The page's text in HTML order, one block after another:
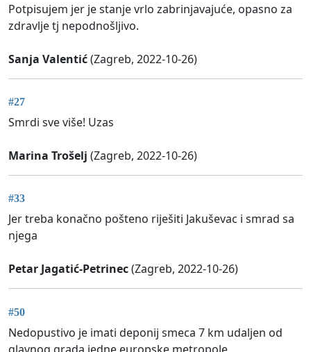
Potpisujem jer je stanje vrlo zabrinjavajuće, opasno za
zdravlje tj nepodnošljivo.
Sanja Valentić(Zagreb, 2022-10-26)
#27
Smrdi sve više! Uzas
Marina Trošelj (Zagreb, 2022-10-26)
#33
Jer treba konačno pošteno riješiti Jakuševac i smrad sa
njega
Petar Jagatić-Petrinec(Zagreb, 2022-10-26)
#50
Nedopustivo je imati deponij smeca 7 km udaljen od